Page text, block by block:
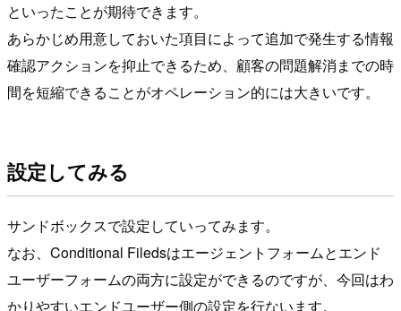
といったことが期待できます。
あらかじめ用意しておいた項目によって追加で発生する情報
確認アクションを抑止できるため、顧客の問題解消までの時
間を短縮できることがオペレーション的には大きいです。
設定してみる
サンドボックスで設定していってみます。
なお、Conditional Filedsはエージェントフォームとエンド
ユーザーフォームの両方に設定ができるのですが、今回はわ
かりやすいエンドユーザー側の設定を行ないます。